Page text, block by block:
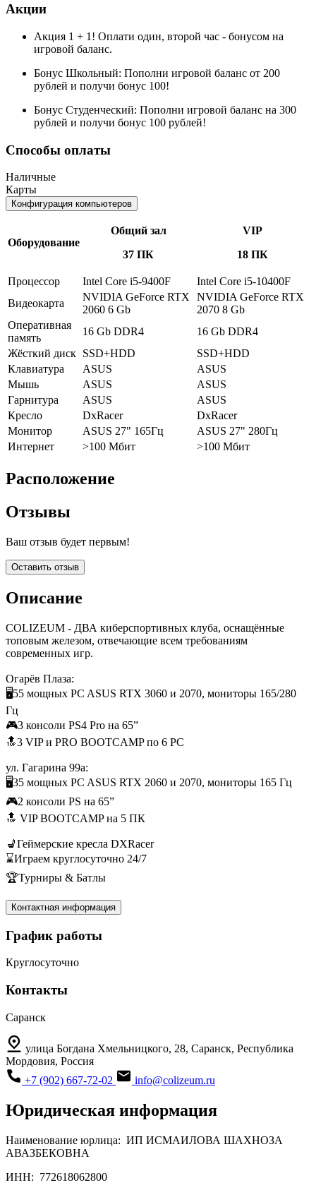
Акции
Акция 1 + 1! Оплати один, второй час - бонусом на
игровой баланс.
Бонус Школьный: Пополни игровой баланс от 200
рублей и получи бонус 100!
Бонус Студенческий: Пополни игровой баланс на 300
рублей и получи бонус 100 рублей!
Способы оплаты
Наличные
Карты
Конфигурация компьютеров
Оборудование
Общий зал
37 ПК
VIP
18 ПК
Процессор Intel Core i5-9400F
Intel Core i5-10400F
Видеокарта
NVIDIA GeForce RTX
2060 6 Gb
NVIDIA GeForce RTX
2070 8 Gb
Оперативная
память
16 Gb DDR4
16 Gb DDR4
Жёсткий диск SSD+HDD
SSD+HDD
Клавиатура
ASUS
ASUS
Мышь
ASUS
ASUS
Гарнитура
ASUS
ASUS
Кресло
DxRacer
DxRacer
Монитор
ASUS 27" 165Гц
ASUS 27" 280Гц
Интернет
>100 Мбит >100 Мбит
Расположение
Отзывы
Ваш отзыв будет первым!
Оставить отзыв
Описание
COLIZEUM - ДВА киберспортивных клуба, оснащённые
топовым железом, отвечающие всем требованиям
современных игр.
Огарёв Плаза:
🖥55 мощных PC ASUS RTX 3060 и 2070, мониторы 165/280
Гц
🎮3 консоли PS4 Pro на 65”
🔝3 VIP и PRO BOOTCAMP по 6 PC
ул. Гагарина 99а:
🖥35 мощных PC ASUS RTX 2060 и 2070, мониторы 165 Гц
🎮2 консоли PS на 65”
🔝 VIP BOOTCAMP на 5 ПК
💺Геймерские кресла DXRacer
⌛Играем круглосуточно 24/7
🏆Турниры & Батлы
Контактная информация
График работы
Круглосуточно
Контакты
Саранск
улица Богдана Хмельницкого, 28, Саранск, Республика
Мордовия, Россия
+7 (902) 667-72-02
info@colizeum.ru
Юридическая информация
Наименование юрлица: ИП ИСМАИЛОВА ШАХНОЗА
АВАЗБЕКОВНА
ИНН: 772618062800